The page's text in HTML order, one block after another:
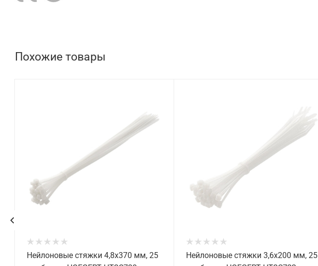
Похожие товары
Нейлоновые стяжки 4,8x370 мм, 25
Нейлоновые стяжки 3,6x200 мм, 25